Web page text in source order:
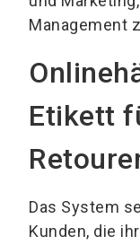
Management
Etikett
Das System
Kunden, die